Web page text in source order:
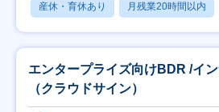
産休・育休あり 月残業20時間以内
エンタープライズ向けBDR /イ
（クラウドサイン）